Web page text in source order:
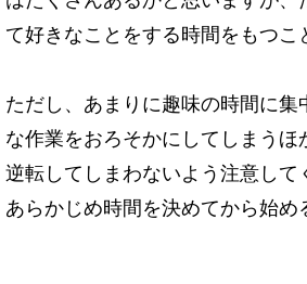
て好きなことをする時間をもつこ
ただし、あまりに趣味の時間に
な作業をおろそかにしてしまう
逆転してしまわないよう注意して
あらかじめ時間を決めてから始め